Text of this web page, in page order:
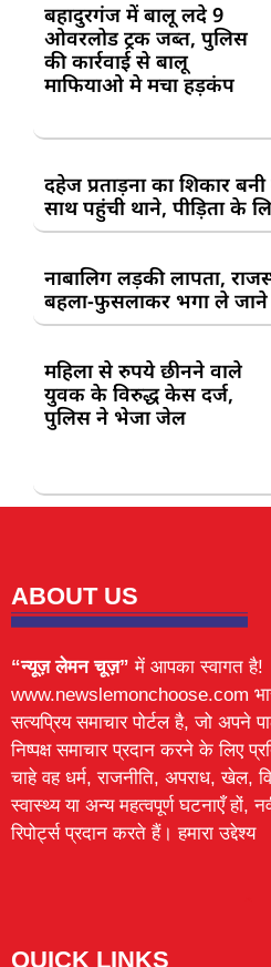
बहादुरगंज में बालू लदे 9
ओवरलोड ट्रक जब्त, पुलिस
की कार्रवाई से बालू
माफियाओ मे मचा हड़कंप
दहेज प्रताड़ना का शिकार
साथ पहुंची थाने, पीड़िता के
नाबालिग लड़की लापता,
बहला-फुसलाकर भगा ले
महिला से रुपये छीनने वाले
युवक के विरुद्ध केस दर्ज,
पुलिस ने भेजा जेल
ABOUT US
“न्यूज़ लेमन चूज़” में आपका स्वागत है!
www.newslemonchoose.com
सत्यप्रिय समाचार पोर्टल है, जो अपने
निष्पक्ष समाचार प्रदान करने के लिए
चाहे वह धर्म, राजनीति, अपराध, खेल,
स्वास्थ्य या अन्य महत्वपूर्ण घटनाएँ
रिपोर्ट्स प्रदान करते हैं। हमारा उद्देश्य
QUICK LINKS